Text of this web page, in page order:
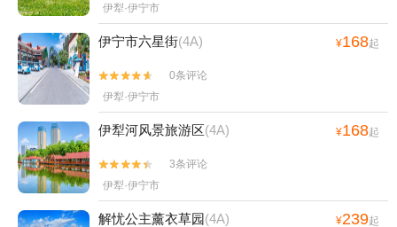
伊犁·伊宁市
伊宁市六星街(4A) ¥168起


0条评论
伊犁·伊宁市
伊犁河风景旅游区(4A) ¥168起


3条评论
伊犁·伊宁市
解忧公主薰衣草园(4A) ¥239起